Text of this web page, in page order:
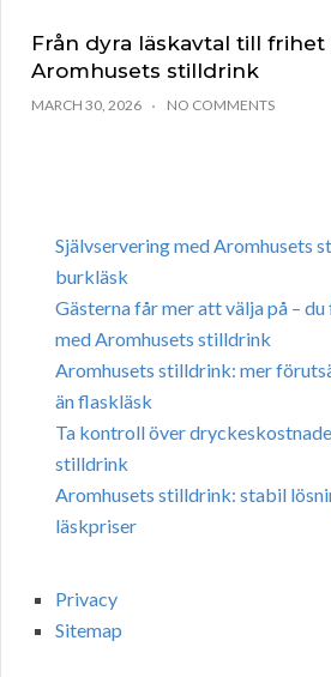
Från dyra läskavtal till frihet
Aromhusets stilldrink
MARCH 30, 2026 NO COMMENTS
Självservering med Aromhusets
burkläsk
Gästerna får mer att välja på –
med Aromhusets stilldrink
Aromhusets stilldrink: mer
än flaskläsk
Ta kontroll över
stilldrink
Aromhusets stilldrink: stabil
läskpriser
Privacy
Sitemap